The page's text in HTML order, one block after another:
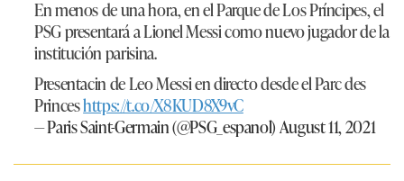
En menos de una hora, en el Parque de Los Príncipes, el
PSG presentará a Lionel Messi como nuevo jugador de la
institución parisina.
Presentacin de Leo Messi en directo desde el Parc des
Princeshttps://t.co/X8KUD8X9vC
— Paris Saint-Germain (@PSG_espanol)August 11, 2021